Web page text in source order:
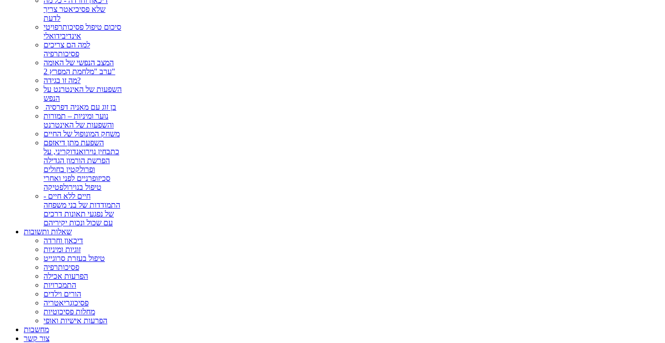
שלא פסיכיאטר צריך
לדעת
סיכום טיפול פסיכותרפויטי
אינדיבידואלי
למה הם צריכים
פסיכותרפיה
המצב הנפשי של האומה
ערב "מלחמת המפרץ 2"
מה זו בגידה?
השפעות של האינטרנט על
הנפש
בן זוג עם מאניה דפרסיה ‏
נוער ומיניות – תמורות
והשפעות של האינטרנט
משחק המונופול של החיים
השפעת מתן דיאזפם
כתבחין נוירואנדוקריני, על
הפרשת הורמון הגדילה
ופרולקטין בחולים
סכיזופרניים לפני ואחרי
טיפול בנוירולפטיקה
חיים ללא חיים -
התמודדות של בני משפחה
של נפגעי תאונות דרכים
עם שכול ונכות יקיריהם
שאלות ותשובות
דיכאון וחרדה
זוגיות ומיניות
טיפול בעזרת סרוגייט
פסיכותרפיה
הפרעות אכילה
התמכרויות
הורים וילדים
פסיכוגריאטריה
מחלות פסיכוטיות
הפרעות אישיות ואופי
מחשבות
צור קשר